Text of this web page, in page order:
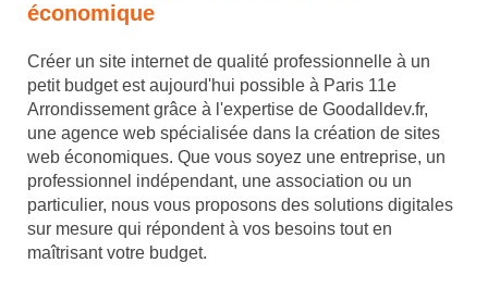
économique
Créer un site internet de qualité professionnelle à un
petit budget est aujourd'hui possible à Paris 11e
Arrondissement grâce à l'expertise de Goodalldev.fr,
une agence web spécialisée dans la création de sites
web économiques. Que vous soyez une entreprise, un
professionnel indépendant, une association ou un
particulier, nous vous proposons des solutions digitales
sur mesure qui répondent à vos besoins tout en
maîtrisant votre budget.